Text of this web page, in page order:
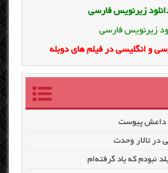
زیرنویس فارسی
زیرنویس فارسی
و انگلیسی در فیلم های دوبله
داعش پیوست
در تالار وحدت
نبودم که یاد گرفته‌ام